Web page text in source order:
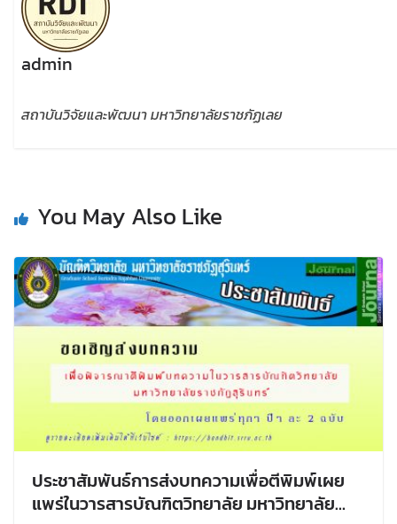
admin
สถาบันวิจัยและพัฒนา มหาวิทยาลัยราชภัฏเลย
You May Also Like
ประชาสัมพันธ์การส่งบทความเพื่อตีพิมพ์เผย
แพร่ในวารสารบัณฑิตวิทยาลัย มหาวิทยาลัย